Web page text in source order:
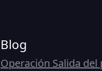
Blog
Operación Salida del